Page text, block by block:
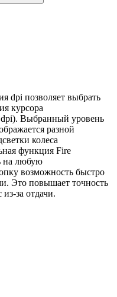
dpi позволяет выбрать
курсора
Выбранный уровень
разной
колеса
функция Fire
на любую
возможность быстро
Это повышает точность
за отдачи.